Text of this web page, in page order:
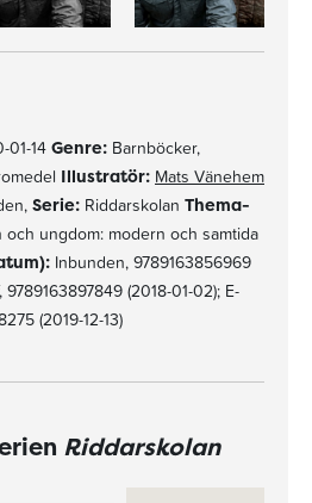
01-14 Genre: Barnböcker,
Illustratör: Mats Vänehem
Serie: Riddarskolan Thema-
ungdom: modern och samtida
Inbunden, 9789163856969
(2018-01-02); E-
(2019-12-13)
Riddarskolan